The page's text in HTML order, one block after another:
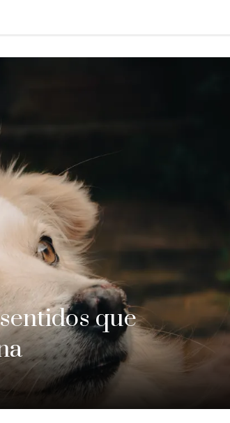
que
Los inventos accidentales más
influyentes en la alimentación y la
comunicación
Hace 1 semana